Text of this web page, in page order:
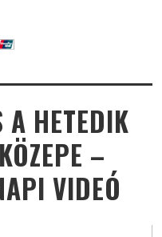
A HETEDIK
–
VIDEÓ